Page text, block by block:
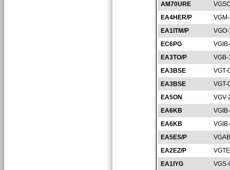
AM70URE
EA4HER/P
EA1ITM/P
EC6PG
EA3TO/P
EA3BSE
VGT-
EA3BSE
VGT-
EA5ON
VGV-
EA6KB
EA6KB
EA5ES/P
EA2EZ/P
EA1IYG